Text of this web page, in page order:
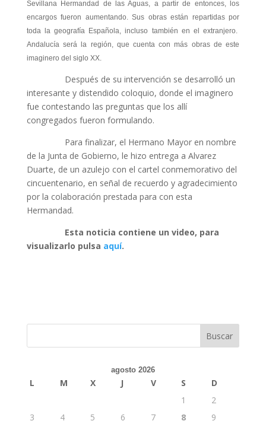
Sevillana Hermandad de las Aguas, a partir de entonces, los
encargos fueron aumentando. Sus obras están repartidas por
toda la geografía Española, incluso también en el extranjero.
Andalucía será la región, que cuenta con más obras de este
imaginero del siglo XX.
Después de su intervención se desarrolló un
interesante y distendido coloquio, donde el imaginero
fue contestando las preguntas que los allí
congregados fueron formulando.
Para finalizar, el Hermano Mayor en nombre
de la Junta de Gobierno, le hizo entrega a Alvarez
Duarte, de un azulejo con el cartel conmemorativo del
cincuentenario, en señal de recuerdo y agradecimiento
por la colaboración prestada para con esta
Hermandad.
Esta noticia contiene un video, para
visualizarlo pulsa aquí.
agosto 2026
L M X J V S
D
1
2
3
4 5 6 7 8
9